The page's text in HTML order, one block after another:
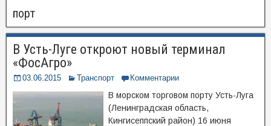
порт
В Усть-Луге откроют новый терминал
«ФосАгро»
03.06.2015 Транспорт Комментарии
В морском торговом порту Усть-Луга
(Ленинградская область,
Кингисеппский район) 16 июня